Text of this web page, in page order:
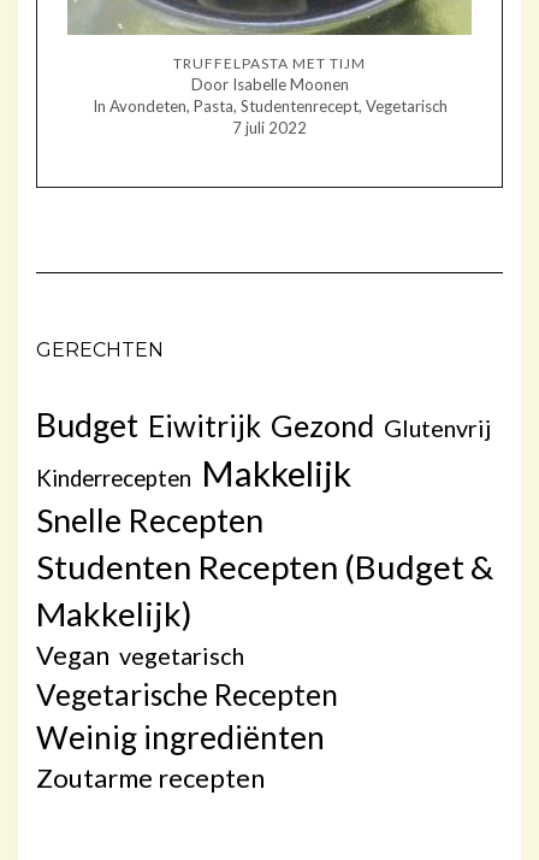
TRUFFELPASTA MET TIJM
Door Isabelle Moonen
In Avondeten, Pasta, Studentenrecept, Vegetarisch
7 juli 2022
GERECHTEN
Budget Eiwitrijk Gezond Glutenvrij
Kinderrecepten Makkelijk
Snelle Recepten
Studenten Recepten (Budget &
Makkelijk)
Vegan vegetarisch
Vegetarische Recepten
Weinig ingrediënten
Zoutarme recepten